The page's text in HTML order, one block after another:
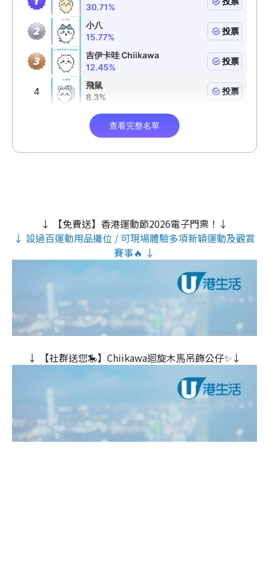
↓ 【免費送】香港運動節2026電子門票！↓
↓ 設過百運動用品攤位 / 可現場體驗多項新穎運動及觀賞
賽事🔥 ↓
↓ 【社群送您🎠】Chiikawa迴旋木⾺吊飾公仔✨↓